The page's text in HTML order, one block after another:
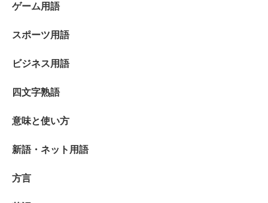
ゲーム用語
スポーツ用語
ビジネス用語
四文字熟語
意味と使い方
新語・ネット用語
方言